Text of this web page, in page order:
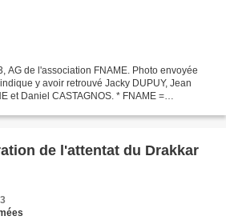
AG de l'association FNAME. Photo envoyée
y avoir retrouvé Jacky DUPUY, Jean
et Daniel CASTAGNOS. * FNAME =
de l'attentat du Drakkar